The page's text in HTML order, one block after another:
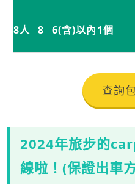
8人 8 6(含)以內1個
查詢
2024年旅步的
線啦！(保證出車